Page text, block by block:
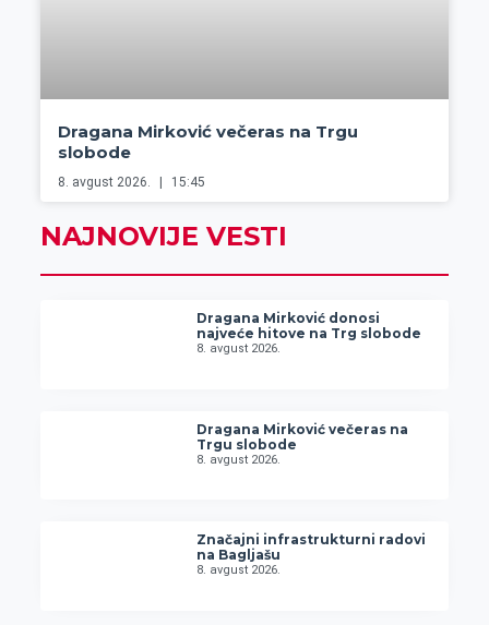
Dragana Mirković večeras na Trgu
slobode
8. avgust 2026. 15:45
NAJNOVIJE VESTI
Dragana Mirković donosi
najveće hitove na Trg slobode
8. avgust 2026.
Dragana Mirković večeras na
Trgu slobode
8. avgust 2026.
Značajni infrastrukturni radovi
na Bagljašu
8. avgust 2026.